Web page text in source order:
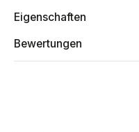
Eigenschaften
Bewertungen